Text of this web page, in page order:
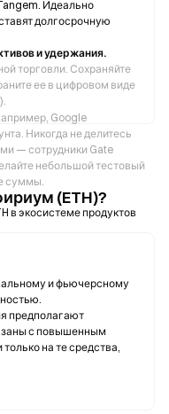
Идеально
долгосрочную
и удержания.
торговли. Сохраняйте
ее в цифровом виде
Google
Никогда не делитесь
— сотрудники Gate
небольшой тестовый
суммы.
(ETH)?
в экосистеме продуктов
и фьючерсному
предполагают
с повышенным
на те средства,